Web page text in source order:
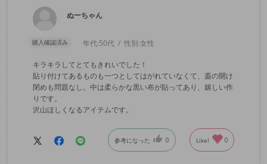
ぬーちゃん
購入確認済み 年代:50代 性別:女性
キラキラしてとてもきれいでした！
貼り付けてあるものも一つとしてはがれていなくて、蓋の開け
閉めも問題なし。中は柔らかな黒い布が貼ってあり、嬉しい作
りです。
沢山ほしくなるアイテムです。
参考になった 0 Like! 0